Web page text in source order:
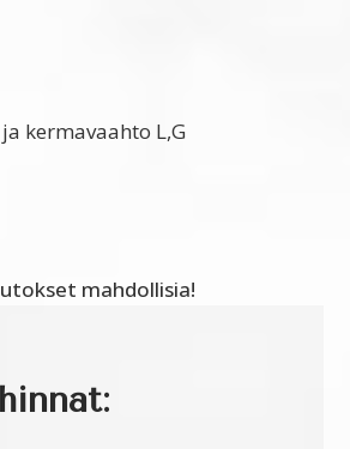
kermavaahto L,G
mahdollisia!